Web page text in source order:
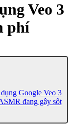
Veo 3
phí
Google Veo 3
đang gây sốt